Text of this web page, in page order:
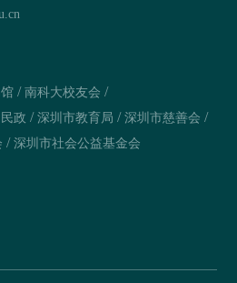
/南科大校友会 /
政 /深圳市教育局 /深圳市慈善会 /
/深圳市社会公益基金会